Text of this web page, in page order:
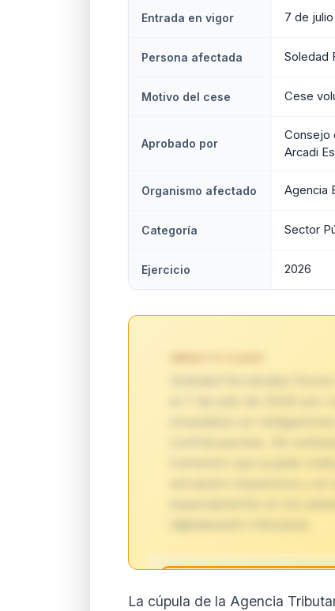
Entrada en vigor 7 de
Persona afectada Soledad
Motivo del cese Cese
Aprobado por
Consejo
Arcadi
Organismo afectado Agencia
Categoría Sector
Ejercicio 2026
La cúpula de la Agencia